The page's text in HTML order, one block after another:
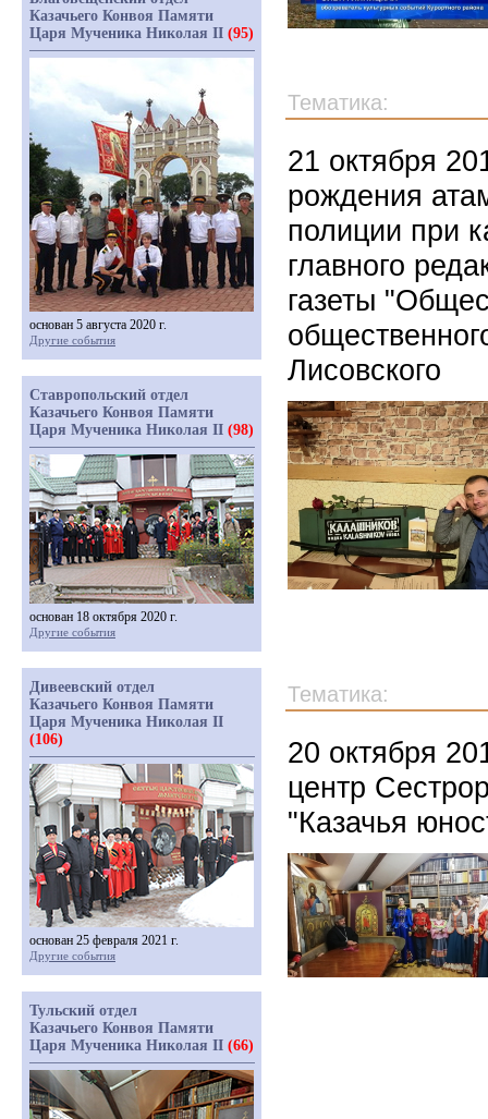
Тематика:
21 октября
рождения
полиции при
главного
газеты
Лисовского
Тематика:
20 октября
центр
"Казачья
Казачьего Конвоя Памяти
Царя Мученика Николая II (95)
основан 5 августа 2020 г.
Другие события
Ставропольский отдел
Казачьего Конвоя Памяти
Царя Мученика Николая II (98)
основан 18 октября 2020 г.
Другие события
Дивеевский отдел
Казачьего Конвоя Памяти
Царя Мученика Николая II
(106)
основан 25 февраля 2021 г.
Другие события
Тульский отдел
Казачьего Конвоя Памяти
Царя Мученика Николая II (66)